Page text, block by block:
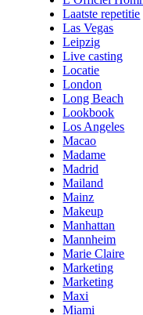
Laatste repetitie
Las Vegas
Leipzig
Live casting
Locatie
London
Long Beach
Lookbook
Los Angeles
Macao
Madame
Madrid
Mailand
Mainz
Makeup
Manhattan
Mannheim
Marie Claire
Marketing
Marketing
Maxi
Miami